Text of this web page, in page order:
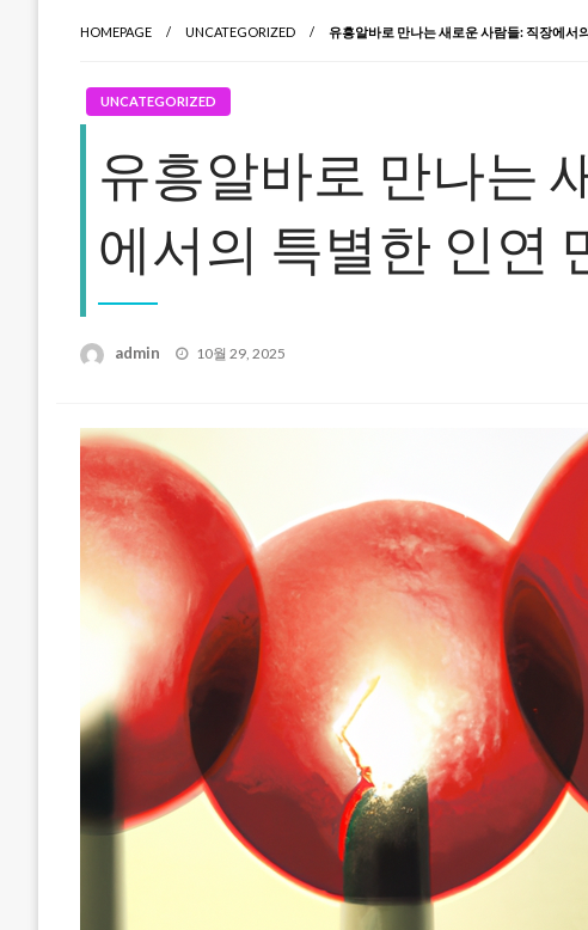
HOMEPAGE UNCATEGORIZED 유흥알바로 만나는 새로운 사람들: 직장에서
UNCATEGORIZED
유흥알바로 만나는
에서의 특별한 인연
admin
Posted
10월 29, 2025